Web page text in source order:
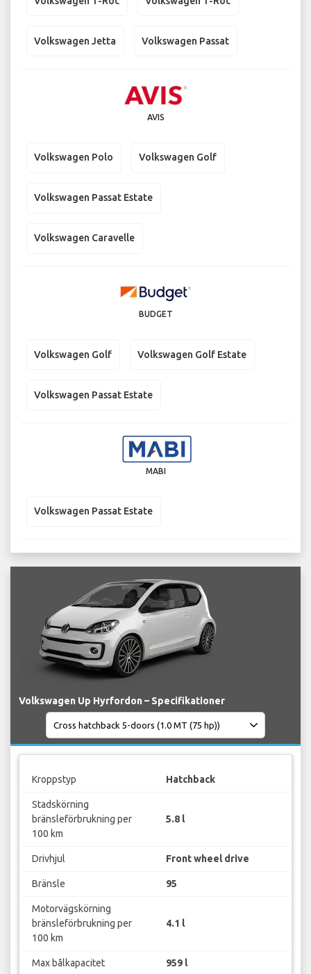
Volkswagen Jetta Volkswagen Passat
AVIS
Volkswagen Polo Volkswagen Golf
Volkswagen Passat Estate
Volkswagen Caravelle
BUDGET
Volkswagen Golf Volkswagen Golf Estate
Volkswagen Passat Estate
MABI
Volkswagen Passat Estate
Volkswagen Up Hyrfordon – Specifikationer
Kroppstyp Hatchback
Stadskörning
bränsleförbrukning per
100 km
5.8 l
Drivhjul Front wheel drive
Bränsle 95
Motorvägskörning
bränsleförbrukning per
100 km
4.1 l
Max bålkapacitet 959 l